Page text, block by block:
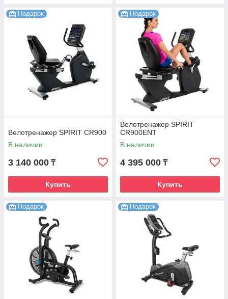
Подарок
Велотренажер SPIRIT CR900
В наличии
3 140 000 ₸
Купить
Подарок
Велотренажер SPIRIT
CR900ENT
В наличии
4 395 000 ₸
Купить
Подарок Подарок